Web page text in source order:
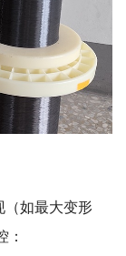
（如最大变形